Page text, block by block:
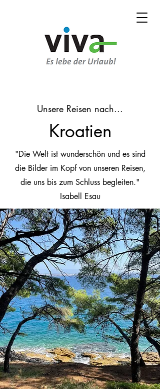
Unsere Reisen nach...
Kroatien
"Die Welt ist wunderschön und es sind
die Bilder im Kopf von unseren Reisen,
die uns bis zum Schluss begleiten."
Isabell Esau